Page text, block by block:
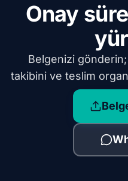
Onay
Belgenizi gönderin;
takibini ve teslim